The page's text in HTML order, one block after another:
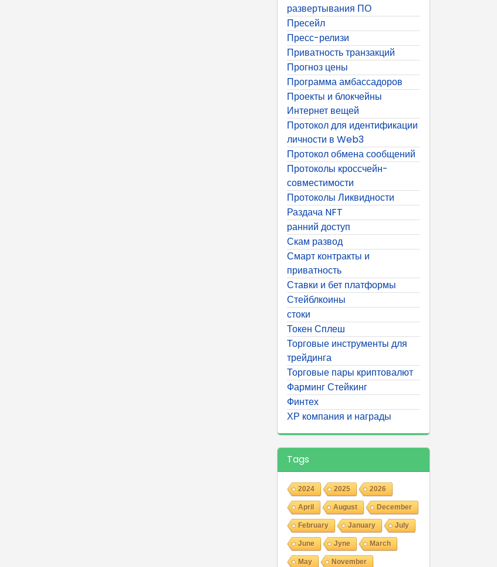
развертывания ПО
Пресейл
Пресс-релизи
Приватность транзакций
Прогноз цены
Программа амбассадоров
Проекты и блокчейны
Интернет вещей
Протокол для идентификации
личности в Web3
Протокол обмена сообщений
Протоколы кроссчейн-
совместимости
Протоколы Ликвидности
Раздача NFT
ранний доступ
Скам развод
Смарт контракты и
приватность
Ставки и бет платформы
Стейблкоины
стоки
Токен Сплеш
Торговые инструменты для
трейдинга
Торговые пары криптовалют
Фарминг Стейкинг
Финтех
ХР компания и награды
Tags
2024 2025 2026
April August December
February January July
June Jyne March
May November